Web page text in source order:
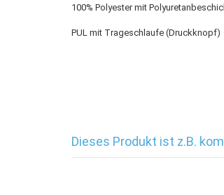
100% Polyester mit
PUL mit Trageschlaufe (Druckknopf)
Dieses Produkt ist z.B.